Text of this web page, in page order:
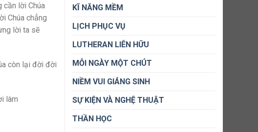
cần lời Chúa
Chúa chẳng
lời ta sẽ
còn lại đời đời
làm
KĨ NĂNG MỀM
LỊCH PHỤC VỤ
LUTHERAN LIÊN HỮU
MỖI NGÀY MỘT CHÚT
NIỀM VUI GIÁNG SINH
SỰ KIỆN VÀ NGHỆ THUẬT
THẦN HỌC